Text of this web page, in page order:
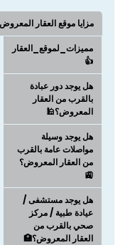
مزايا موقع العقار
مميزات_لموقع_العقار
👍
هل يوجد دور عبادة
بالقرب من العقار
المعروض؟🕌
هل يوجد وسيلة
مواصلات عامة بالقرب
من العقار المعروض؟
🚉
هل يوجد مستشفى /
عيادة طبية / مركز
صحي بالقرب من
العقار المعروض؟🏥